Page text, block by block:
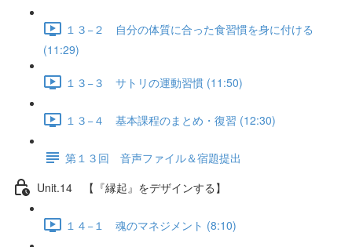
１３−２ 自分の体質に合った食習慣を身に付ける
(11:29)
１３−３ サトリの運動習慣 (11:50)
１３−４ 基本課程のまとめ・復習 (12:30)
第１３回 音声ファイル＆宿題提出
Unit.14 【『縁起』をデザインする】
１４−１ 魂のマネジメント (8:10)